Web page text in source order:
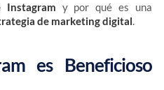
y por qué es una
de marketing digital.
es Beneficioso